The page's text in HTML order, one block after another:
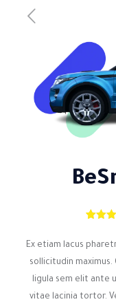
5.00
จ
คะแน
บนก
คะแน
ลูก
Ex etiam lacus
sollicitudin
ligula sem elit ante
vitae lacinia tortor.